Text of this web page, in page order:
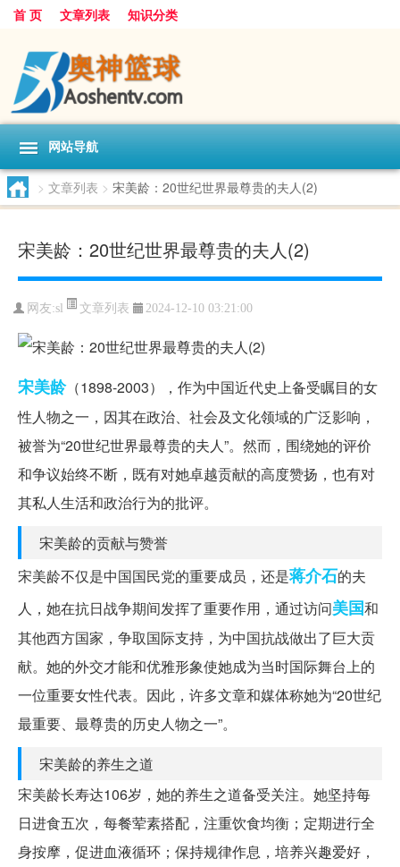
首 页 文章列表 知识分类
网站导航
> 文章列表 > 宋美龄：20世纪世界最尊贵的夫人(2)
宋美龄：20世纪世界最尊贵的夫人(2)
网友:sl 文章列表 2024-12-10 03:21:00
宋美龄（1898-2003），作为中国近代史上备受瞩目的女
性人物之一，因其在政治、社会及文化领域的广泛影响，
被誉为“20世纪世界最尊贵的夫人”。然而，围绕她的评价
和争议始终不断，既有对她卓越贡献的高度赞扬，也有对
其私人生活和政治行为的批评。
宋美龄的贡献与赞誉
宋美龄不仅是中国国民党的重要成员，还是蒋介石的夫
人，她在抗日战争期间发挥了重要作用，通过访问美国和
其他西方国家，争取国际支持，为中国抗战做出了巨大贡
献。她的外交才能和优雅形象使她成为当时国际舞台上的
一位重要女性代表。因此，许多文章和媒体称她为“20世纪
最重要、最尊贵的历史人物之一”。
宋美龄的养生之道
宋美龄长寿达106岁，她的养生之道备受关注。她坚持每
日进食五次，每餐荤素搭配，注重饮食均衡；定期进行全
身按摩，促进血液循环；保持规律作息，培养兴趣爱好，